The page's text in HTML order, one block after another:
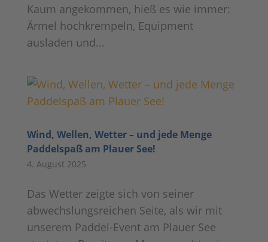
Kaum angekommen, hieß es wie immer:
Ärmel hochkrempeln, Equipment
ausladen und...
Wind, Wellen, Wetter – und jede Menge
Paddelspaß am Plauer See!
4. August 2025
Das Wetter zeigte sich von seiner
abwechslungsreichen Seite, als wir mit
unserem Paddel-Event am Plauer See